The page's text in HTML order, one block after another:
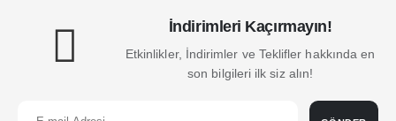
İndirimleri Kaçırmayın!
Etkinlikler, İndirimler ve Teklifler hakkında en
son bilgileri ilk siz alın!